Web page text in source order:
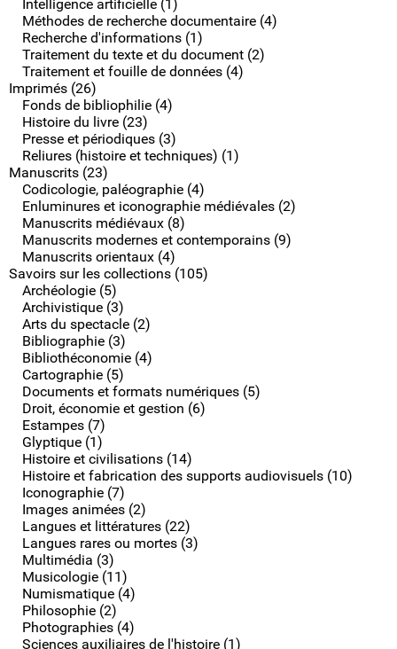
Intelligence artificielle (1)
Méthodes de recherche documentaire (4)
Recherche d'informations (1)
Traitement du texte et du document (2)
Traitement et fouille de données (4)
Imprimés (26)
Fonds de bibliophilie (4)
Histoire du livre (23)
Presse et périodiques (3)
Reliures (histoire et techniques) (1)
Manuscrits (23)
Codicologie, paléographie (4)
Enluminures et iconographie médiévales (2)
Manuscrits médiévaux (8)
Manuscrits modernes et contemporains (9)
Manuscrits orientaux (4)
Savoirs sur les collections (105)
Archéologie (5)
Archivistique (3)
Arts du spectacle (2)
Bibliographie (3)
Bibliothéconomie (4)
Cartographie (5)
Documents et formats numériques (5)
Droit, économie et gestion (6)
Estampes (7)
Glyptique (1)
Histoire et civilisations (14)
Histoire et fabrication des supports audiovisuels (10)
Iconographie (7)
Images animées (2)
Langues et littératures (22)
Langues rares ou mortes (3)
Multimédia (3)
Musicologie (11)
Numismatique (4)
Philosophie (2)
Photographies (4)
Sciences auxiliaires de l'histoire (1)